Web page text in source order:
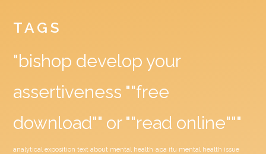
TAGS
"bishop develop your
assertiveness ""free
download"" or ""read online"""
analytical exposition text about mental health apa itu mental health issue